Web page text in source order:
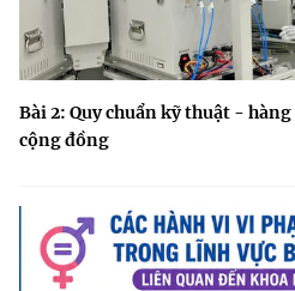
Bài 2: Quy chuẩn kỹ thuật -
cộng đồng